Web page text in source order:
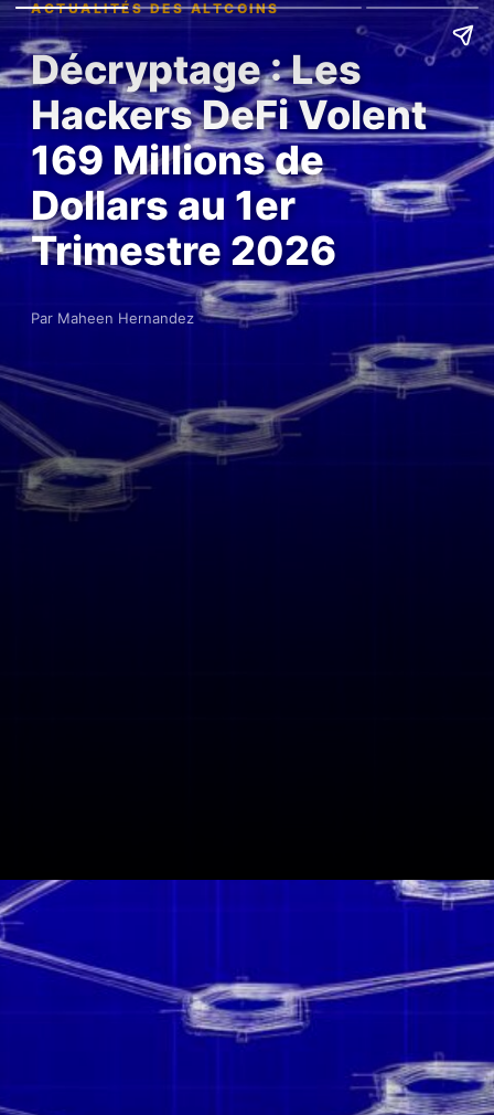
ACTUALITÉS DES ALTCOINS
Décryptage : Les
Hackers DeFi Volent
169 Millions de
Dollars au 1er
Trimestre 2026
Par Maheen Hernandez